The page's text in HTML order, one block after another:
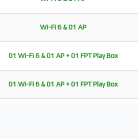
Wi-Fi 6 & 01 AP
01 Wi-Fi 6 & 01 AP + 01 FPT Play Box
01 Wi-Fi 6 & 01 AP + 01 FPT Play Box